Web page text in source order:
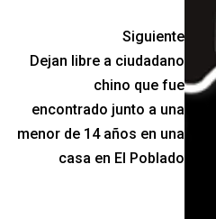
Siguiente
Dejan libre a ciudadano
chino que fue
encontrado junto a una
menor de 14 años en una
casa en El Poblado